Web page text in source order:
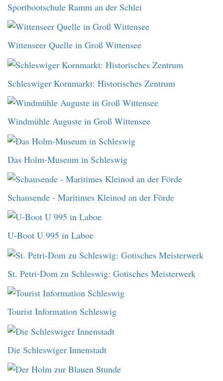
Sportbootschule Ramm an der Schlei
Wittenseer Quelle in Groß Wittensee
Schleswiger Kornmarkt: Historisches Zentrum
Windmühle Auguste in Groß Wittensee
Das Holm-Museum in Schleswig
Schausende - Maritimes Kleinod an der Förde
U-Boot U 995 in Laboe
St. Petri-Dom zu Schleswig: Gotisches Meisterwerk
Tourist Information Schleswig
Die Schleswiger Innenstadt